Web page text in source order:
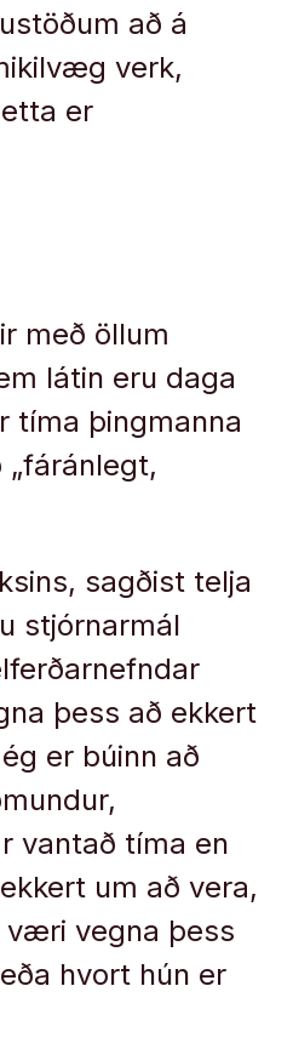
að á
verk,
er
með öllum
látin eru daga
tíma þingmanna
„fáránlegt,
sagðist telja
stjórnarmál
þess að ekkert
er búinn að
vantað tíma en
um að vera,
væri vegna þess
hvort hún er